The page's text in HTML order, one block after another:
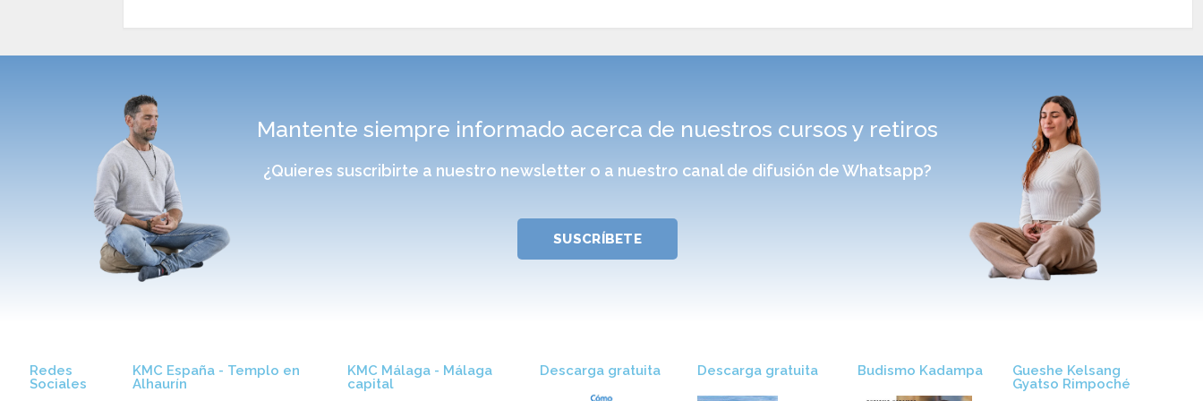
Mantente siempre informado acerca de nuestros cursos y retiros
¿Quieres suscribirte a nuestro newsletter o a nuestro canal de difusión de Whatsapp?
SUSCRÍBETE
Redes
Sociales
KMC España - Templo en
Alhaurín
KMC Málaga - Málaga
capital
Descarga gratuita​ Descarga gratuita​ Budismo Kadampa
Gueshe Kelsang
Gyatso Rimpoché